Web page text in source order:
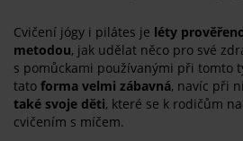
Cvičení jógy i pilátes je léty
metodou, jak udělat něco pro své
s pomůckami používanými při tomto
tato forma velmi zábavná, navíc při
také svoje děti, které se k rodičům
cvičením s míčem.